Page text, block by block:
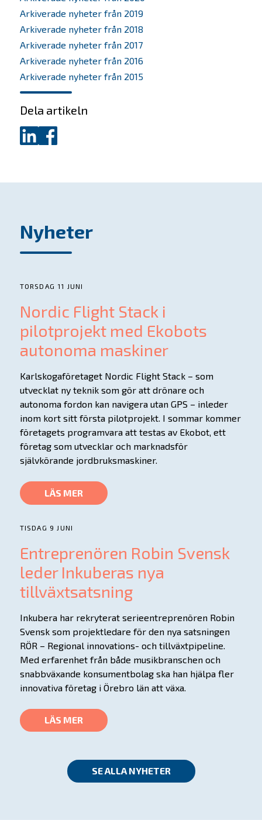
Om oss
Bolagen
Alumner
Kontakta oss
Arkiverade nyheter från 2019
Arkiverade nyheter från 2018
Arkiverade nyheter från 2017
Arkiverade nyheter från 2016
Arkiverade nyheter från 2015
Dela artikeln
Dela
på
Dela
på
Nyheter
SE ALLA NYHETER
TORSDAG 11 JUNI
Nordic Flight Stack i
pilotprojekt med Ekobots
autonoma maskiner
Karlskogaföretaget Nordic Flight Stack – som
utvecklat ny teknik som gör att drönare och
autonoma fordon kan navigera utan GPS – inleder
inom kort sitt första pilotprojekt. I sommar kommer
företagets programvara att testas av Ekobot, ett
företag som utvecklar och marknadsför
självkörande jordbruksmaskiner.
LÄS MER
TISDAG 9 JUNI
Entreprenören Robin Svensk
leder Inkuberas nya
tillväxtsatsning
Inkubera har rekryterat serieentreprenören Robin
Svensk som projektledare för den nya satsningen
RÖR – Regional innovations- och tillväxtpipeline.
Med erfarenhet från både musikbranschen och
snabbväxande konsumentbolag ska han hjälpa fler
innovativa företag i Örebro län att växa.
LÄS MER